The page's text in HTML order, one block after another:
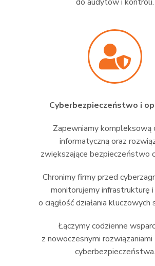
Cyberbezpieczeństwo i
Zapewniamy kompleksową
informatyczną oraz
zwiększające bezpieczeństwo
Chronimy firmy przed
monitorujemy infrastrukturę
o ciągłość działania
Łączymy codzienne
z nowoczesnymi rozwiązaniami
cyberbezpieczeństwa.